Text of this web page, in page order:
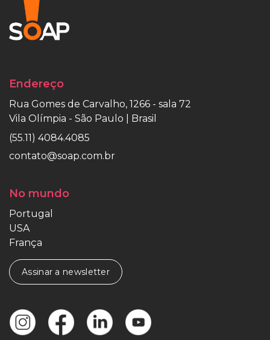
Endereço
Rua Gomes de Carvalho, 1266 - sala 72
Vila Olímpia - São Paulo | Brasil
(55.11) 4084.4085
contato@soap.com.br
No mundo
Portugal
USA
França
Assinar a newsletter